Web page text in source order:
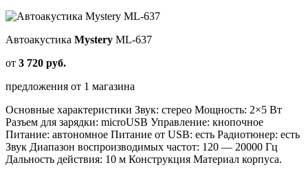
Автоакустика Mystery ML-637
от 3 720 руб.
предложения от 1 магазина
Основные характеристики Звук: стерео Мощность: 2×5 Вт
Разъем для зарядки: microUSB Управление: кнопочное
Питание: автономное Питание от USB: есть Радиотюнер: есть
Звук Диапазон воспроизводимых частот: 120 — 20000 Гц
Дальность действия: 10 м Конструкция Материал корпуса.